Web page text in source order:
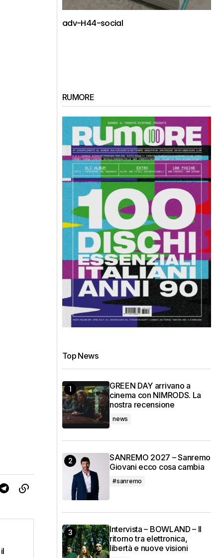
adv-H44-social
RUMORE
Top News
GREEN DAY arrivano a
cinema con NIMRODS. La
nostra recensione
news
SANREMO 2027 – Sanremo
Giovani ecco cosa cambia
#sanremo
Intervista – BOWLAND – Il
ritorno tra elettronica,
libertà e nuove visioni